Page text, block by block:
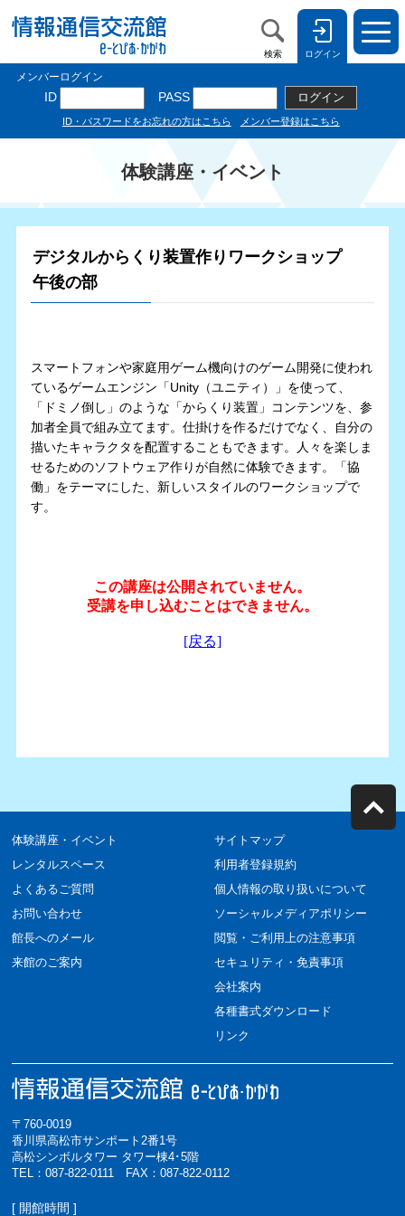
検索 ログイン
体験講座・イベント
デジタルからくり装置作りワークショップ
午後の部
スマートフォンや家庭用ゲーム機向けのゲーム開発に使われ
ているゲームエンジン「Unity（ユニティ）」を使って、
「ドミノ倒し」のような「からくり装置」コンテンツを、参
加者全員で組み立てます。仕掛けを作るだけでなく、自分の
描いたキャラクタを配置することもできます。人々を楽しま
せるためのソフトウェア作りが自然に体験できます。「協
働」をテーマにした、新しいスタイルのワークショップで
す。
体験講座・イベント
レンタルスペース
よくあるご質問
お問い合わせ
館長へのメール
来館のご案内
サイトマップ
利用者登録規約
個人情報の取り扱いについて
ソーシャルメディアポリシー
閲覧・ご利用上の注意事項
セキュリティ・免責事項
会社案内
各種書式ダウンロード
リンク
〒760-0019
香川県高松市サンポート2番1号
高松シンボルタワー タワー棟4･5階
TEL：087-822-0111 FAX：087-822-0112
[ 開館時間 ]